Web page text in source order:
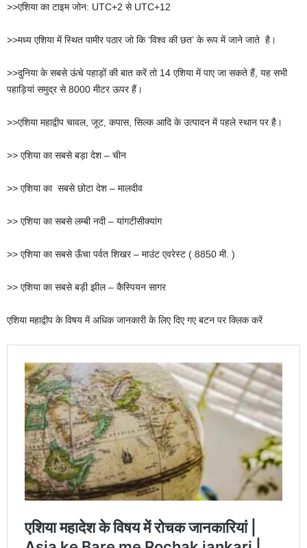
>>एशिया का टाइम जोन: UTC+2 से UTC+12
>>मध्य एशिया में स्थित पामीर पठार जो कि ‘विश्व की छत’ के रूप में जाने जाते है।
>>दुनिया के सबसे ऊंचे पहाड़ों की बात करें तो 14 एशिया में पाए जा सकते हैं, यह सभी
पहाड़ियां समुद्र से 8000 मीटर ऊपर हैं।
>>एशिया महाद्वीप चावल, जूट, कपास, सिल्क आदि के उत्पादन में पहले स्थान पर है।
>> एशिया का सबसे बड़ा देश – चीन
>> एशिया का सबसे छोटा देश – मालदीव
>> एशिया का सबसे लम्बी नदी – यांगटीसीक्यांग
>> एशिया का सबसे ऊँचा पर्वत शिखर – माउंट एवरेस्ट ( 8850 मी. )
>> एशिया का सबसे बड़ी झील – कैस्पियन सागर
एशिया महाद्वीप के विषय में अधिक जानकारी के लिए दिए गए बटन पर क्लिक करें